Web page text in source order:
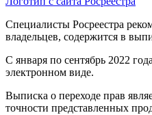
Специалисты Росреестра
владельцев, содержится в
С января по сентябрь 2022
электронном виде.
Выписка о переходе прав
точности представленных